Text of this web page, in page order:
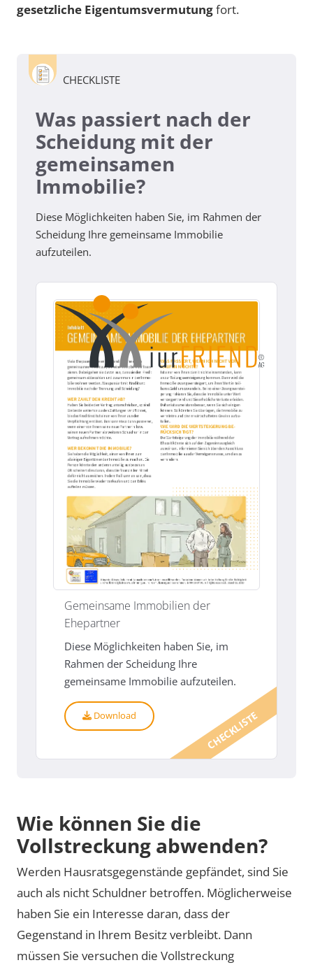
gesetzliche Eigentumsvermutungfort.
CHECKLISTE
Was passiert nach der
Scheidung mit der
gemeinsamen
Immobilie?
Diese Möglichkeiten haben Sie, im Rahmen der
Scheidung Ihre gemeinsame Immobilie
aufzuteilen.
CHECKLISTE
Gemeinsame Immobilien der
Ehepartner
Diese Möglichkeiten haben Sie, im
Rahmen der Scheidung Ihre
gemeinsame Immobilie aufzuteilen.
Download
Wie können Sie die
Vollstreckung abwenden?
Werden Hausratsgegenstände gepfändet, sind Sie
auch als nicht Schuldner betroffen. Möglicherweise
haben Sie ein Interesse daran, dass der
Gegenstand in Ihrem Besitz verbleibt. Dann
müssen Sie versuchen die Vollstreckung